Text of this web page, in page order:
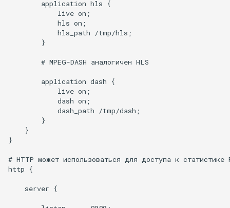
        application hls {
            live on;
            hls on;
            hls_path /tmp/hls;
        }
        # MPEG-DASH аналогичен HLS
        application dash {
            live on;
            dash on;
            dash_path /tmp/dash;
        }
    }
}
# HTTP может использоваться для доступа к статистике
http {
    server {